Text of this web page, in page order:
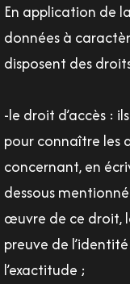
En application de
données à
disposent des
-le droit d’accès :
pour connaître les
concernant, en
dessous
œuvre de ce droit,
preuve de
l’exactitude ;